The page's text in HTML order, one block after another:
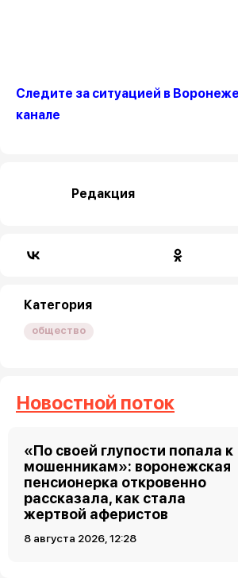
Следите за ситуацией в
канале
Редакция
Категория
общество
Новостной поток
«По своей глупости попала к
мошенникам»: воронежская
пенсионерка откровенно
рассказала, как стала
жертвой аферистов
8 августа 2026, 12:28